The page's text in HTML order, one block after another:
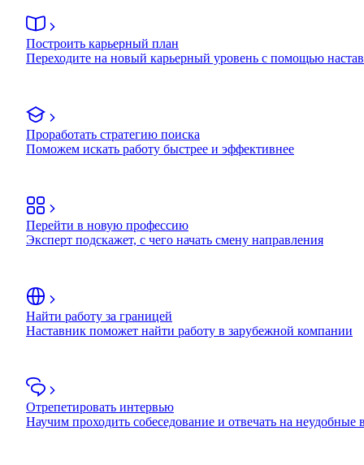
Построить карьерный план
Переходите на новый карьерный уровень с помощью
Проработать стратегию поиска
Поможем искать работу быстрее и эффективнее
Перейти в новую профессию
Эксперт подскажет, с чего начать смену направления
Найти работу за границей
Наставник поможет найти работу в зарубежной компании
Отрепетировать интервью
Научим проходить собеседование и отвечать на неудобные